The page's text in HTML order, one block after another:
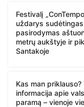
Festivalį
uždarys sudėtingas
pasirodymas
metrų aukštyje ir
Santakoje
Kas man priklauso?
informacija apie
paramą – vienoje